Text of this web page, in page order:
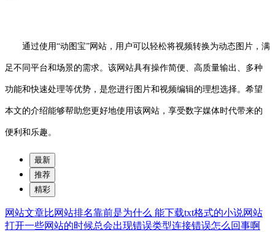
通过使用“动图宝”网站，用户可以轻松将视频转换为动态图片，满
足不同平台和场景的需求。该网站具有操作简便、高质量输出、多种
功能和快速处理等优势，是您进行图片和视频编辑的理想选择。希望
本文的介绍能够帮助您更好地使用该网站，享受数字媒体时代带来的
便利和乐趣。
最新
推荐
精彩
网站文章比网站排名靠前是为什么 能下载txt格式的小说网站
打开一些网站的时候总会出现错误类型连接错误怎么回事啊